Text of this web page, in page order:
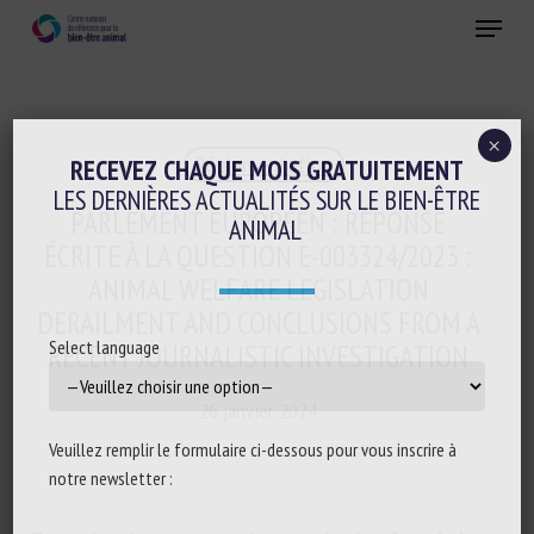
Menu
Réglementation
PARLEMENT EUROPÉEN : RÉPONSE
ANIMAL WELFARE LEGISLATION
RECENT JOURNALISTIC INVESTIGATION
26 janvier 2024
RECEVEZ CHAQUE MOIS GRATUITEMENT
LES DERNIÈRES ACTUALITÉS SUR LE BIEN-ÊTRE
ANIMAL
Select language
Veuillez remplir le formulaire ci-dessous pour vous inscrire à
notre newsletter :
×